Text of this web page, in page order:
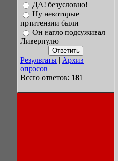
ДА! безусловно!
Ну некоторые
пртитензии были
Он нагло подсуживал
Ливерпулю
Результаты | Архив
опросов
Всего ответов: 181